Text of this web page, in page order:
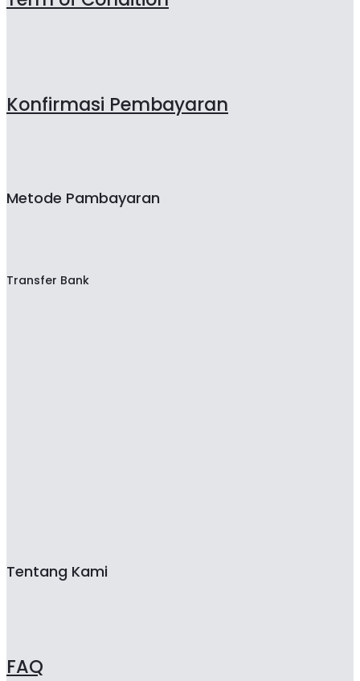
Konfirmasi Pembayaran
Metode Pambayaran
Transfer Bank
Tentang Kami
FAQ